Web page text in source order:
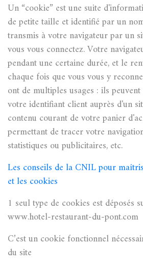
Un “cookie” est une suite
de petite taille et identifié par un
transmis à votre navigateur par un
vous vous connectez. Votre
pendant une certaine durée, et le
chaque fois que vous vous y
ont de multiples usages : ils
votre identifiant client auprès d'un
contenu courant de votre panier
permettant de tracer votre
statistiques ou publicitaires, etc.
Les conseils de la CNIL pour
et les cookies
1 seul type de cookies est déposés
www.hotel-restaurant-du-pont.com
C’est un cookie fonctionnel
du site